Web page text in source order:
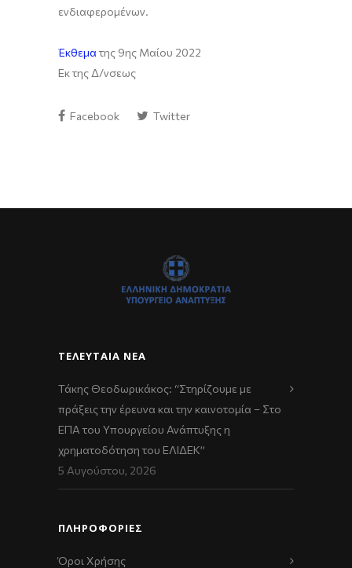
ενδιαφερομένων.
Έκθεμα της 9ης Μαίου 2022
Εκ της Δ/νσεως
Facebook Twitter
ΤΕΛΕΥΤΑΊΑ ΝΈΑ
Τάκης Θεοδωρικάκος: “Στηρίζουμε με
πράξεις την έρευνα και την καινοτομία – Στο
ΕΠΑ του Υπουργείου Ανάπτυξης η
χρηματοδότηση του ΕΛΙΔΕΚ”
5 Αυγούστου, 2026
ΠΛΗΡΟΦΟΡΙΕΣ
Όροι Χρήσης